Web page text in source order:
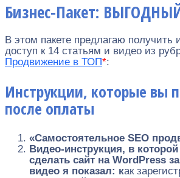
Бизнес-Пакет:
В этом пакете предлагаю получить
доступ к 14 статьям и видео из
Продвижение в ТОП*:
Инструкции, которые вы
после оплаты
«Самостоятельное SEO
Видео-инструкция, в которой
сделать сайт на WordPress
видео я показал: как